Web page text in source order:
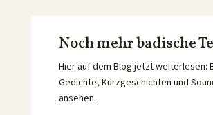
Noch mehr badische
Hier auf dem Blog jetzt weiterlesen:
Gedichte, Kurzgeschichten und
ansehen.